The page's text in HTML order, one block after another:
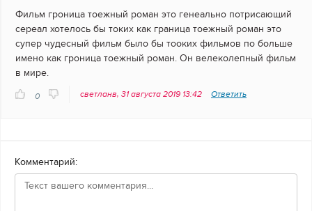
Фильм гроница тоежный роман это генеально потрисающий
сереал хотелось бы токих как граница тоежный роман это
супер чудесный фильм было бы тооких фильмов по больше
имено как гроница тоежный роман. Он велеколепный фильм
в мире.
0 светланв, 31 августа 2019 13:42 Ответить
Комментарий: